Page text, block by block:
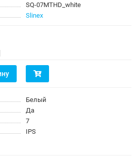
SQ-07MTHD_white
Slinex
Белый
Да
7
IPS